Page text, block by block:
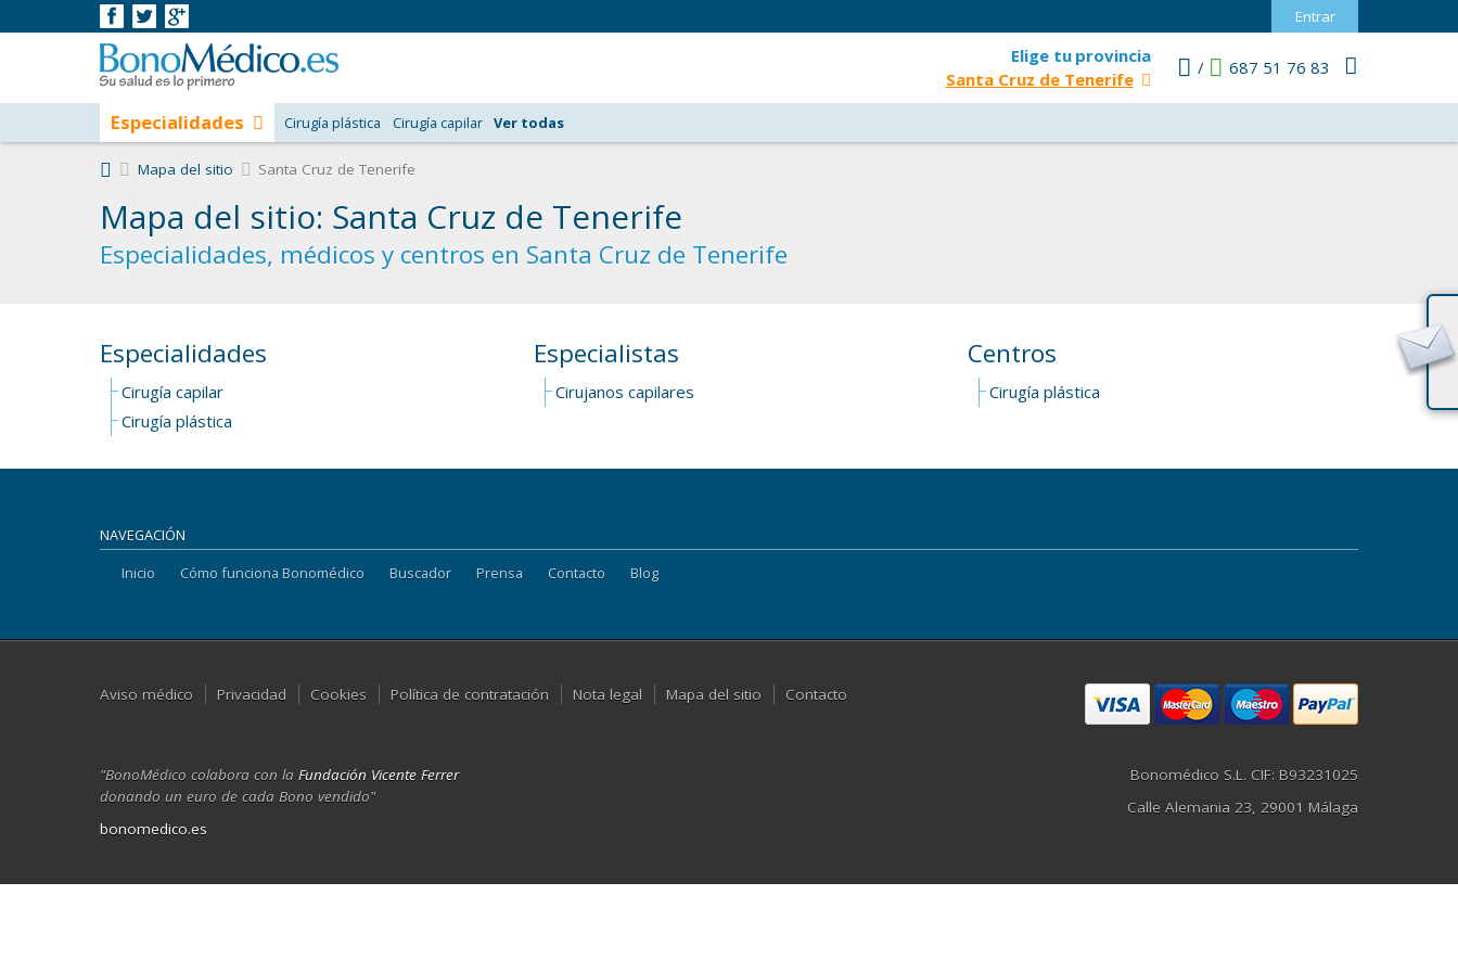
Entrar
Elige tu provincia
Santa Cruz de Tenerife
/ 687 51 76 83
Mapa del sitio Santa Cruz de Tenerife
Mapa del sitio: Santa Cruz de Tenerife
Especialidades, médicos y centros en Santa Cruz de Tenerife
Especialidades
Cirugía capilar
Cirugía plástica
Especialistas
Cirujanos capilares
Centros
Cirugía plástica
NAVEGACIÓN
Inicio
Cómo funciona Bonomédico Buscador Prensa Contacto Blog
Aviso médico Privacidad Cookies Política de contratación Nota legal Mapa del sitio Contacto
"BonoMédico colabora con la Fundación Vicente Ferrer
donando un euro de cada Bono vendido"
bonomedico.es
Bonomédico S.L. CIF: B93231025
Calle Alemania 23, 29001 Málaga
Especialidades Cirugía plástica Cirugía capilar Ver todas